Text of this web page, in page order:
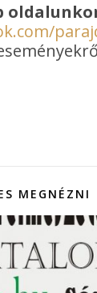
MEGNÉZNI